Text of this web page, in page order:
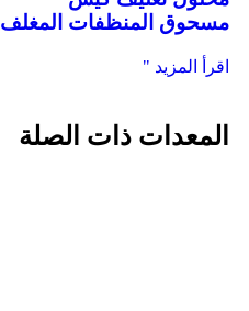
مسحوق المنظفات المغلف
اقرأ المزيد "
المعدات ذات الصلة